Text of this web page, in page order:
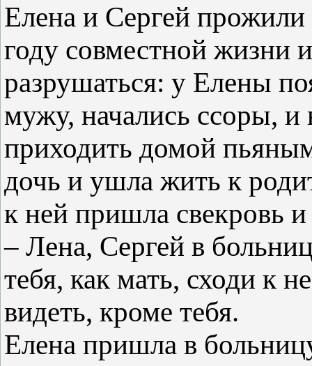
Елена и Сергей
году совместной жизни
разрушаться: у Елены
мужу, начались ссоры, и
приходить домой
дочь и ушла жить к
к ней пришла свекровь и
– Лена, Сергей в
тебя, как мать, сходи к
видеть, кроме тебя.
Елена пришла в